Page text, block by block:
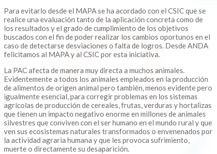
Para evitarlo desde el MAPA se ha acordado con el CSIC que se
realice una evaluación tanto de la aplicación concreta como de
los resultados y el grado de cumplimiento de los objetivos
buscados con el fin de poder realizar los cambios oportunos en el
caso de detectarse desviaciones o falta de logros. Desde ANDA
felicitamos al MAPA y al CSIC por esta iniciativa.
La PAC afecta de manera muy directa a muchos animales.
Evidentemente a todos los animales empleados en la producción
de alimentos de origen animal pero también, menos evidente pero
igualmente esencial, para corregir problemas en los sistemas
agrícolas de producción de cereales, frutas, verduras y hortalizas
que tienen un impacto negativo enorme en millones de animales
silvestres que conviven con el ser humano en el mundo rural y que
ven sus ecosistemas naturales transformados o envenenados por
la actividad agraria humana y que les provoca sufrimiento,
muerte o directamente su desaparición.